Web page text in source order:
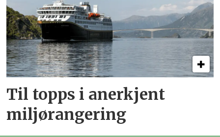
Til topps i anerkjent
miljørangering